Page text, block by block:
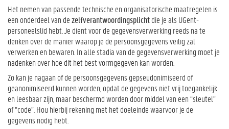
Het nemen van passende technische en organisatorische maatregelen is
een onderdeel van dezelfverantwoordingsplichtdie je als UGent-
personeelslid hebt. Je dient voor de gegevensverwerking reeds na te
denken over de manier waarop je de persoonsgegevens veilig zal
verwerken en bewaren. In alle stadia van de gegevensverwerking moet je
nadenken over hoe dit het best vormgegeven kan worden.
Zo kan je nagaan of de persoonsgegevens gepseudonimiseerd of
geanonimiseerd kunnen worden, opdat de gegevens niet vrij toegankelijk
en leesbaar zijn, maar beschermd worden door middel van een “sleutel”
of “code”. Hou hierbij rekening met het doeleinde waarvoor je de
gegevens nodig hebt.